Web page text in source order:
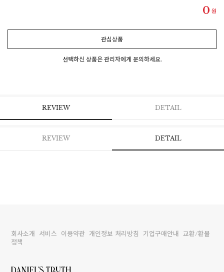
0 원
관심상품
선택하신 상품은 관리자에게 문의하세요.
REVIEW DETAIL
REVIEW DETAIL
회사소개 서비스 이용약관 개인정보 처리방침 기업구매안내
교환/환불
정책